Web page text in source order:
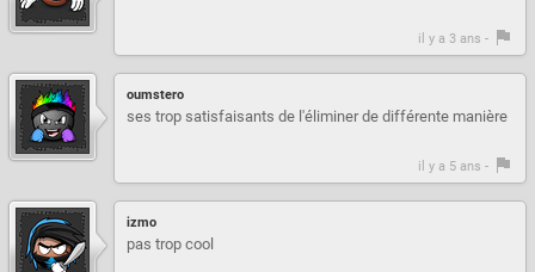
il y a 3 ans -
oumstero
ses trop satisfaisants de l'éliminer de différente manière
il y a 5 ans -
izmo
pas trop cool